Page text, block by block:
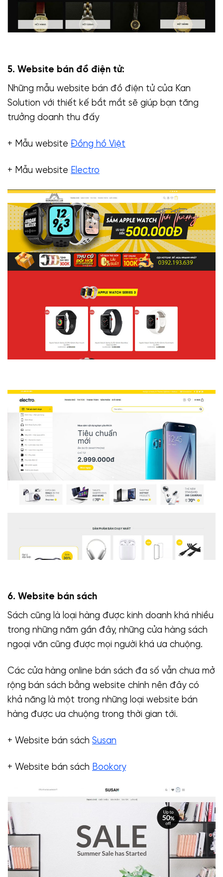
5. Website bán đồ điện tử:
Những mẫu website bán đồ điện tử của Kan
Solution với thiết kế bắt mắt sẽ giúp bạn tăng
trưởng doanh thu đấy
+ Mẫu website Đồng hồ Việt
+ Mẫu website Electro
6. Website bán sách
Sách cũng là loại hàng được kinh doanh khá nhiều
trong những năm gần đây, những cửa hàng sách
ngoại văn cũng được mọi người khá ưa chuộng.
Các cửa hàng online bán sách đa số vẫn chưa mở
rộng bán sách bằng website chính nên đây có
khả năng là một trong những loại website bán
hàng được ưa chuộng trong thời gian tới.
+ Website bán sách Susan
+ Website bán sách Bookory